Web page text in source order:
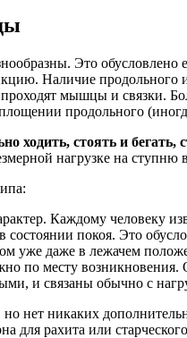
Это обусловлено
Наличие продольного
мышцы и связки.
продольного
ходить, стоять и бегать,
нагрузке на
Каждому человеку
состоянии покоя. Это
уже даже в лежачем
по месту
и связаны обычно с
нет никаких
для рахита или